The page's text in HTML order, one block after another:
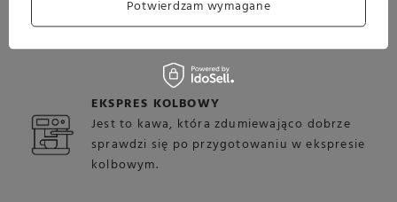
EKSPRES KOLBOWY
Jest to kawa, która zdumiewająco dobrze
sprawdzi się po przygotowaniu w ekspresie
kolbowym.
Potwierdzam wymagane